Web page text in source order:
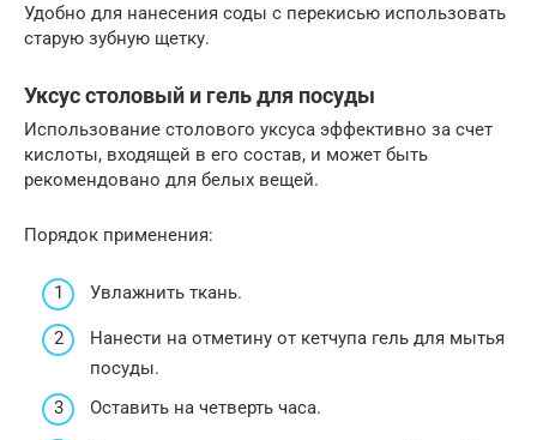
Удобно для нанесения соды с перекисью использовать
старую зубную щетку.
Уксус столовый и гель для посуды
Использование столового уксуса эффективно за счет
кислоты, входящей в его состав, и может быть
рекомендовано для белых вещей.
Порядок применения:
Увлажнить ткань.
Нанести на отметину от кетчупа гель для мытья
посуды.
Оставить на четверть часа.